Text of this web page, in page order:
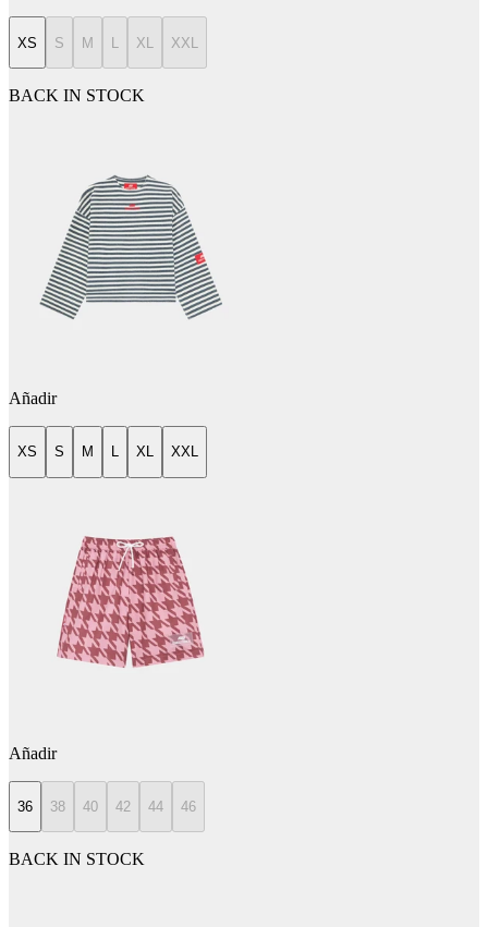
XS S M L XL XXL
BACK IN STOCK
Añadir
XS S M L XL XXL
Añadir
36 38 40 42 44 46
BACK IN STOCK